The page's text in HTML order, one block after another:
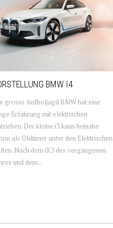
BMW I4
grosse Aufholjagd BMW hat eine
Erfahrung mit elektrischen
Der kleine i3 kann beinahe
als Oldtimer unter den Elektrischen
Nach dem iX3 des vergangenen
und dem...